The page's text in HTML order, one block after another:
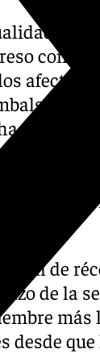
del
suceso; y
valor
de
de la
desde